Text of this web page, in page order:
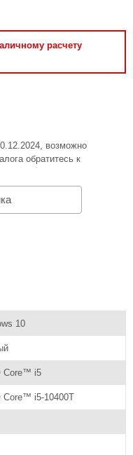
расчету
возможно
обратитесь к
10
Core™ i5
Core™ i5-10400T